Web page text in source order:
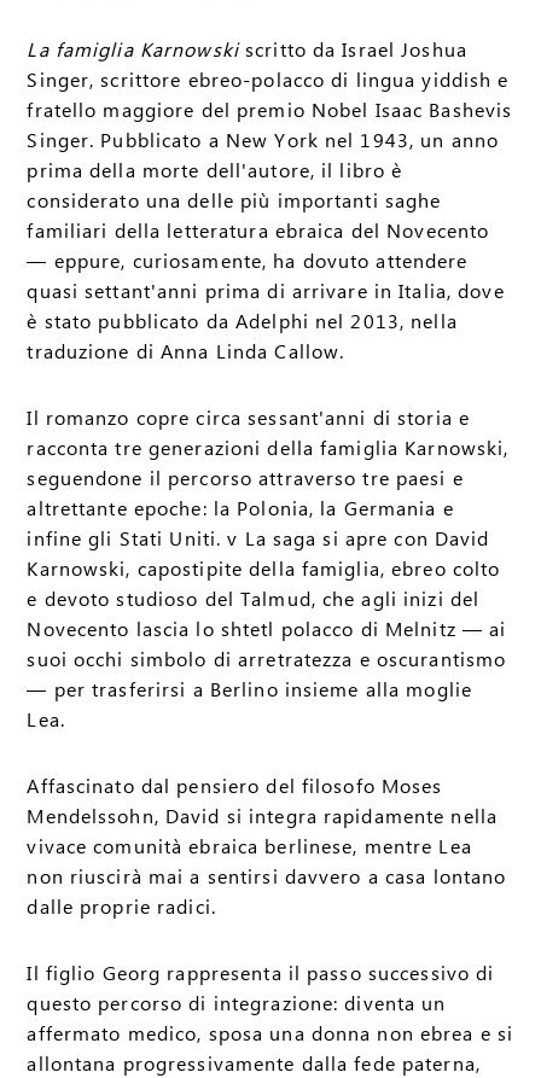
La famiglia Karnowskiscritto da Israel Joshua
Singer, scrittore ebreo-polacco di lingua yiddish e
fratello maggiore del premio Nobel Isaac Bashevis
Singer. Pubblicato a New York nel 1943, un anno
prima della morte dell'autore, il libro è
considerato una delle più importanti saghe
familiari della letteratura ebraica del Novecento
— eppure, curiosamente, ha dovuto attendere
quasi settant'anni prima di arrivare in Italia, dove
è stato pubblicato da Adelphi nel 2013, nella
traduzione di Anna Linda Callow.
Il romanzo copre circa sessant'anni di storia e
racconta tre generazioni della famiglia Karnowski,
seguendone il percorso attraverso tre paesi e
altrettante epoche: la Polonia, la Germania e
infine gli Stati Uniti. v La saga si apre con David
Karnowski, capostipite della famiglia, ebreo colto
e devoto studioso del Talmud, che agli inizi del
Novecento lascia lo shtetl polacco di Melnitz — ai
suoi occhi simbolo di arretratezza e oscurantismo
— per trasferirsi a Berlino insieme alla moglie
Lea.
Affascinato dal pensiero del filosofo Moses
Mendelssohn, David si integra rapidamente nella
vivace comunità ebraica berlinese, mentre Lea
non riuscirà mai a sentirsi davvero a casa lontano
dalle proprie radici.
Il figlio Georg rappresenta il passo successivo di
questo percorso di integrazione: diventa un
affermato medico, sposa una donna non ebrea e si
allontana progressivamente dalla fede paterna,